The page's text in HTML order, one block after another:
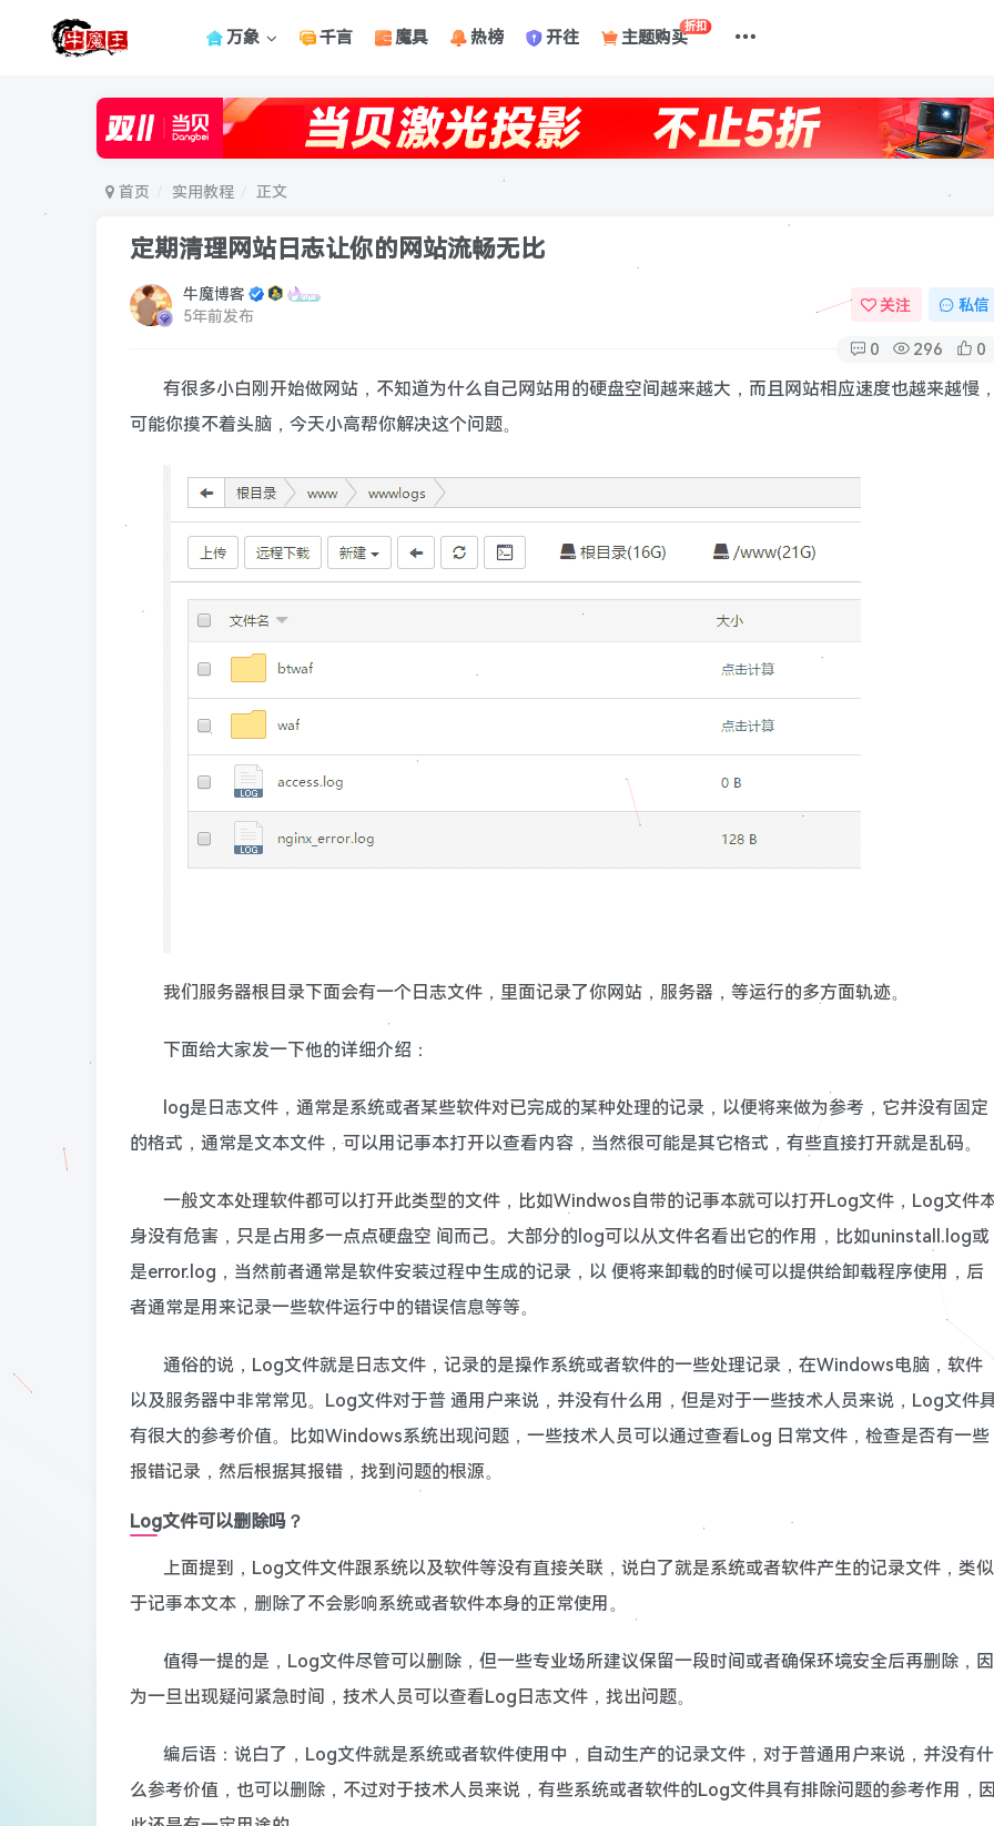
万象 千言 魔具 热榜 开往 主题购买
折扣
首页 实用教程 正文
定期清理网站日志让你的网站流畅无比
牛魔博客
5年前发布
关注 私信
0 296 0
有很多小白刚开始做网站，不知道为什么自己网站用的硬盘空间越来越大，而且网站相应速度也越来越慢
可能你摸不着头脑，今天小高帮你解决这个问题。
我们服务器根目录下面会有一个日志文件，里面记录了你网站，服务器，等运行的多方面轨迹。
下面给大家发一下他的详细介绍：
log是日志文件，通常是系统或者某些软件对已完成的某种处理的记录，以便将来做为参考，它并没有固定
的格式，通常是文本文件，可以用记事本打开以查看内容，当然很可能是其它格式，有些直接打开就是乱码。
一般文本处理软件都可以打开此类型的文件，比如Windwos自带的记事本就可以打开Log文件，Log文件
身没有危害，只是占用多一点点硬盘空 间而己。大部分的log可以从文件名看出它的作用，比如uninstall.log或
是error.log，当然前者通常是软件安装过程中生成的记录，以 便将来卸载的时候可以提供给卸载程序使用，后
者通常是用来记录一些软件运行中的错误信息等等。
通俗的说，Log文件就是日志文件，记录的是操作系统或者软件的一些处理记录，在Windows电脑，软件
以及服务器中非常常见。Log文件对于普 通用户来说，并没有什么用，但是对于一些技术人员来说，Log文件
有很大的参考价值。比如Windows系统出现问题，一些技术人员可以通过查看Log 日常文件，检查是否有一些
报错记录，然后根据其报错，找到问题的根源。
Log文件可以删除吗？
上面提到，Log文件文件跟系统以及软件等没有直接关联，说白了就是系统或者软件产生的记录文件，类似
于记事本文本，删除了不会影响系统或者软件本身的正常使用。
值得一提的是，Log文件尽管可以删除，但一些专业场所建议保留一段时间或者确保环境安全后再删除，因
为一旦出现疑问紧急时间，技术人员可以查看Log日志文件，找出问题。
编后语：说白了，Log文件就是系统或者软件使用中，自动生产的记录文件，对于普通用户来说，并没有什
么参考价值，也可以删除，不过对于技术人员来说，有些系统或者软件的Log文件具有排除问题的参考作用，